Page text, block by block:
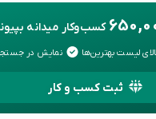
کسب‌وکار میدانه
لیست بهترین‌ها نمایش در
ثبت کسب و کار